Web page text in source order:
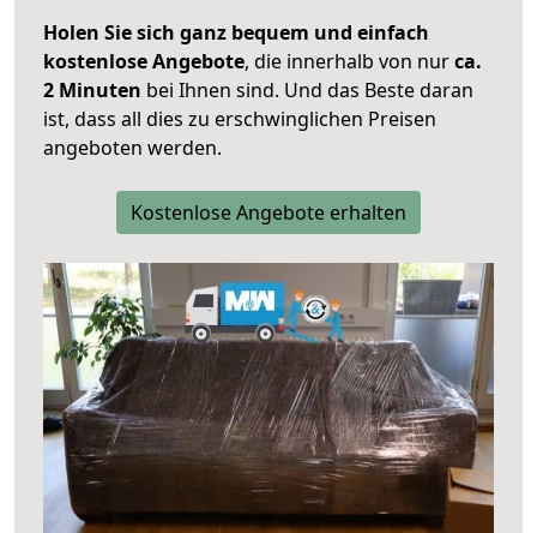
Holen Sie sich ganz bequem und einfach
kostenlose Angebote, die innerhalb von nurca.
2 Minuten bei Ihnen sind. Und das Beste daran
ist, dass all dies zu erschwinglichen Preisen
angeboten werden.
Kostenlose Angebote erhalten